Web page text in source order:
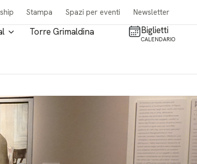
Stampa Spazi per eventi Newsletter
Torre Grimaldina Biglietti
CALENDARIO